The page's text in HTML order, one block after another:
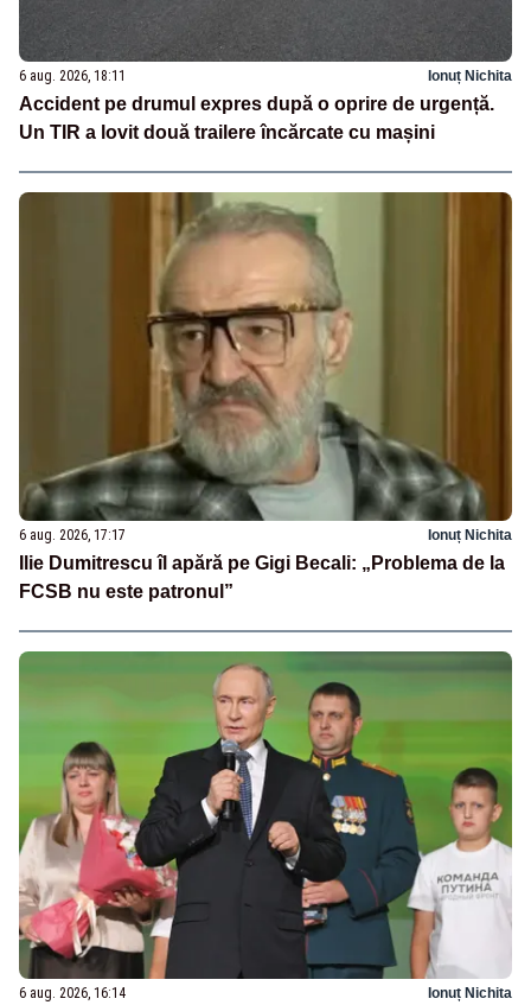
6 aug. 2026, 18:11 Ionuț Nichita
Accident pe drumul expres după o oprire de urgență.
Un TIR a lovit două trailere încărcate cu mașini
6 aug. 2026, 17:17 Ionuț Nichita
Ilie Dumitrescu îl apără pe Gigi Becali: „Problema de la
FCSB nu este patronul”
6 aug. 2026, 16:14 Ionuț Nichita